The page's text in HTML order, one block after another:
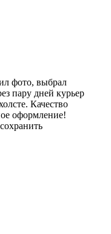
фото, выбрал
пару дней курьер
Качество
оформление!